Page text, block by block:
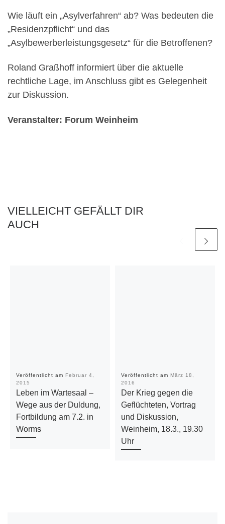
Wie läuft ein „Asylverfahren“ ab? Was bedeuten die
„Residenzpflicht“ und das
„Asylbewerberleistungsgesetz“ für die Betroffenen?
Roland Graßhoff informiert über die aktuelle
rechtliche Lage, im Anschluss gibt es Gelegenheit
zur Diskussion.
Veranstalter: Forum Weinheim
VIELLEICHT GEFÄLLT DIR
AUCH
Veröffentlicht am Februar 4,
2015
Leben im Wartesaal –
Wege aus der Duldung,
Fortbildung am 7.2. in
Worms
Veröffentlicht am März 18,
2016
Der Krieg gegen die
Geflüchteten, Vortrag
und Diskussion,
Weinheim, 18.3., 19.30
Uhr